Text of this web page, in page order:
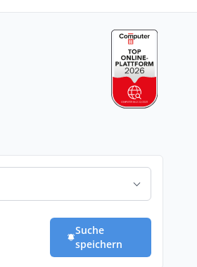
Suche
speichern